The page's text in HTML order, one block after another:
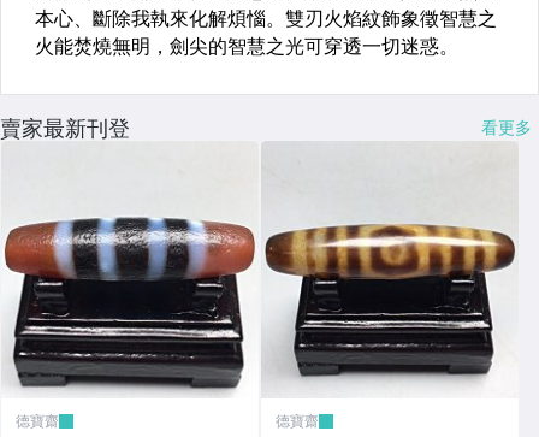
賣家最新刊登 看更多
德寶齋 德寶齋